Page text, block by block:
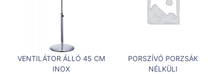
VENTILÁTOR ÁLLÓ 45 CM
INOX
PORSZÍVÓ PORZSÁK
NÉLKÜLI